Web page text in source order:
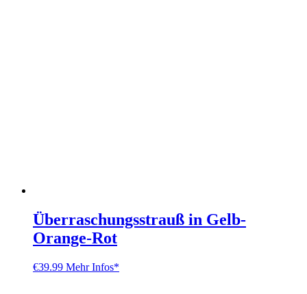
Überraschungsstrauß in Gelb-
Orange-Rot
€39.99 Mehr Infos*